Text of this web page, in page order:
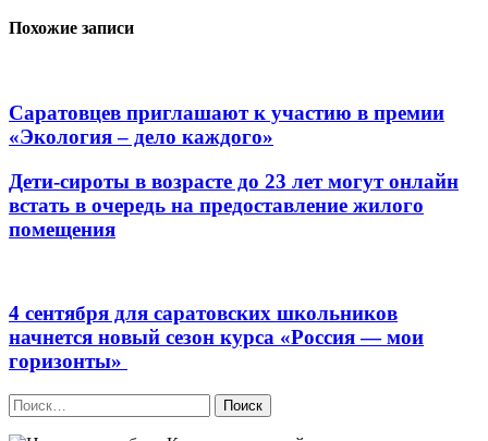
Похожие записи
Саратовцев приглашают к участию в премии
«Экология – дело каждого»
Дети-сироты в возрасте до 23 лет могут онлайн
встать в очередь на предоставление жилого
помещения
4 сентября для саратовских школьников
начнется новый сезон курса «Россия — мои
горизонты»
Найти: